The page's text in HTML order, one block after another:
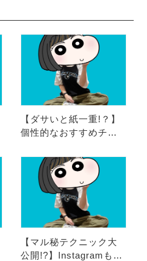
【ダサいと紙一重!？】
個性的なおすすめチャ
介するよ。
【マル秘テクニック大
公開!?】Instagramもや